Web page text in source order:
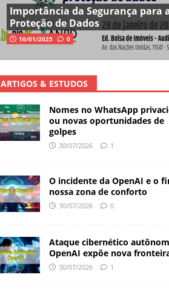
Importância da Segurança para
Proteção de Dados
16/01/2025 0
ARTIGOS & ESTUDOS
Nomes no WhatsApp
ou novas oportunidades de
golpes
30/07/2026 1
O incidente da OpenAI e o
nossa zona de conforto
30/07/2026 0
Ataque cibernético
OpenAI expõe nova
30/07/2026 1